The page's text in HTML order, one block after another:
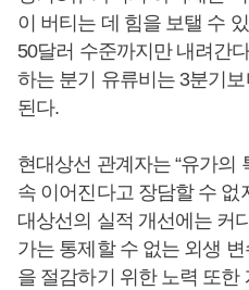
이 버티는 데 힘을 보탤 수
50달러 수준까지만 내려간
하는 분기 유류비는 3분기
된다.
현대상선 관계자는 “유가의
속 이어진다고 장담할 수 없
대상선의 실적 개선에는 커
가는 통제할 수 없는 외생
을 절감하기 위한 노력 또한